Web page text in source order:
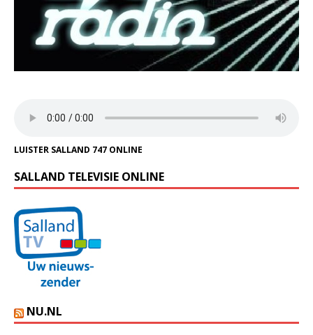
LUISTER SALLAND 747 ONLINE
SALLAND TELEVISIE ONLINE
NU.NL